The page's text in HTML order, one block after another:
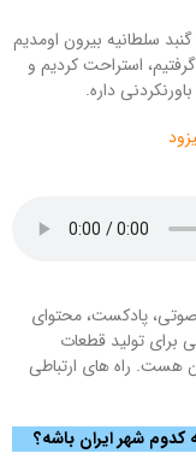
سلطانیه بیرون اومدیم
استراحت کردیم و
داره.
صوتی، پادکست، محتوای
برای تولید قطعات
هست. راه های ارتباطی
شهر ایران باشه؟